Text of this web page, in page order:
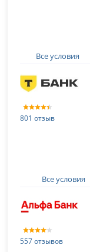
Все условия
801 отзыв
Все условия
557 отзывов